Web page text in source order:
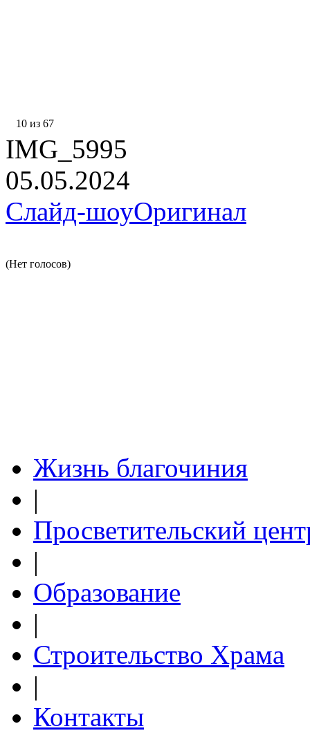
10 из 67
IMG_5995
05.05.2024
Слайд-шоуОригинал
(Нет голосов)
Жизнь благочиния
|
Просветительский
|
Образование
|
Строительство Храма
|
Контакты